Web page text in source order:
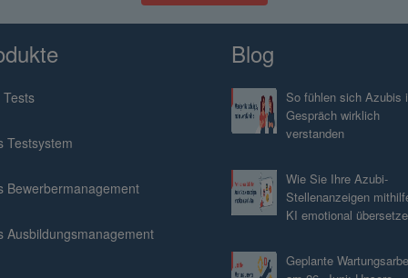
Tests
Testsystem
Bewerbermanagement
Ausbildungsmanagement
Blog
So fühlen sich Azubis
Gespräch wirklich
verstanden
Wie Sie Ihre Azubi-
Stellenanzeigen
KI emotional
Geplante